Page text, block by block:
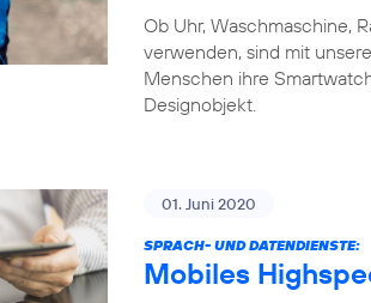
Ob Uhr, Waschmaschine,
verwenden, sind mit
Menschen ihre
Designobjekt.
01. Juni 2020
SPRACH- UND DATENDIENSTE:
Mobiles